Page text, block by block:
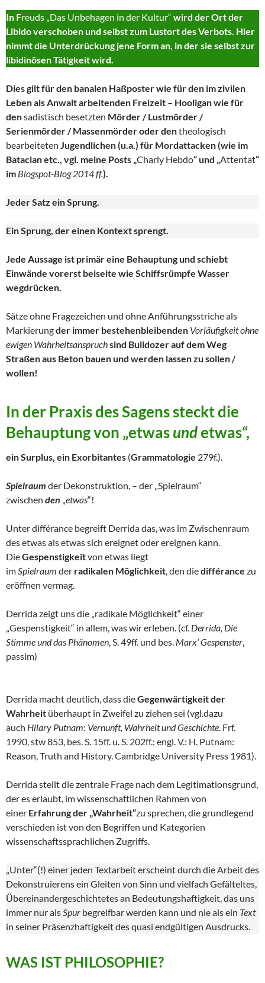
In Freuds „Das Unbehagen in der Kultur“ wird der Ort der
Libido verschoben und selbst zum Lustort des Verbots. Hier
nimmt die Unterdrückung jene Form an, in der sie selbst zur
libidinösen Tätigkeit wird.
Dies gilt für den banalen Haßposter wie für den im zivilen
Leben als Anwalt arbeitenden Freizeit – Hooligan wie für
densadistisch besetzten Mörder / Lustmörder /
Serienmörder / Massenmörder oder dentheologisch
bearbeiteten Jugendlichen (u.a.) für Mordattacken (wie im
Bataclan etc., vgl. meine Posts „Charly Hebdo“ und „Attentat“
im Blogspot-Blog 2014 ff.).
Jeder Satz ein Sprung.
Ein Sprung, der einen Kontext sprengt.
Jede Aussage ist primär eine Behauptung und schiebt
Einwände vorerst beiseite wie Schiffsrümpfe Wasser
wegdrücken.
Sätze ohne Fragezeichen und ohne Anführungsstriche als
Markierungder immer bestehenbleibenden Vorläufigkeit ohne
ewigen Wahrheitsanspruchsind Bulldozer auf dem Weg
Straßen aus Beton bauen und werden lassen zu sollen /
wollen!
In der Praxis des Sagenssteckt die
Behauptung von „etwasundetwas“,
ein Surplus, ein Exorbitantes (Grammatologie 279f.).
Spielraum der Dekonstruktion, – der „Spielraum“
zwischen den „etwas“!
Unter différance begreift Derrida das, was im Zwischenraum
des etwas als etwas sich ereignet oder ereignen kann.
DieGespenstigkeitvon etwas liegt
imSpielraum der radikalen Möglichkeit, den diedifférance zu
eröffnen vermag.
Derrida zeigt uns die „radikale Möglichkeit“ einer
„Gespenstigkeit“ in allem, was wir erleben. (cf. Derrida, Die
Stimme und das Phänomen, S. 49ff. und bes. Marx‘ Gespenster,
passim)
Derrida macht deutlich, dass dieGegenwärtigkeit der
Wahrheit überhaupt in Zweifel zu ziehen sei (vgl.dazu
auch Hilary Putnam: Vernunft, Wahrheit und Geschichte. Frf.
1990, stw 853, bes. S. 15ff. u. S. 202ff.; engl. V.: H. Putnam:
Reason, Truth and History. Cambridge University Press 1981).
Derrida stellt die zentrale Frage nach dem Legitimationsgrund,
der es erlaubt, im wissenschaftlichen Rahmen von
einer Erfahrung der „Wahrheit“zu sprechen, die grundlegend
verschieden ist von den Begriffen und Kategorien
wissenschaftssprachlichen Zugriffs.
„Unter“(!) einer jeden Textarbeit erscheint durch die Arbeit des
Dekonstruierens ein Gleiten von Sinn und vielfach Gefälteltes,
Übereinandergeschichtetes an Bedeutungshaftigkeit, das uns
immer nur alsSpur begreifbar werden kann und nie als ein Text
in seiner Präsenzhaftigkeit des quasi endgültigen Ausdrucks.
WAS IST PHILOSOPHIE?